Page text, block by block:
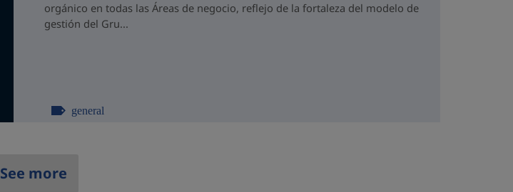
orgánico en todas las Áreas de negocio, reflejo de la fortaleza del modelo de
gestión del Gru...
general
See more